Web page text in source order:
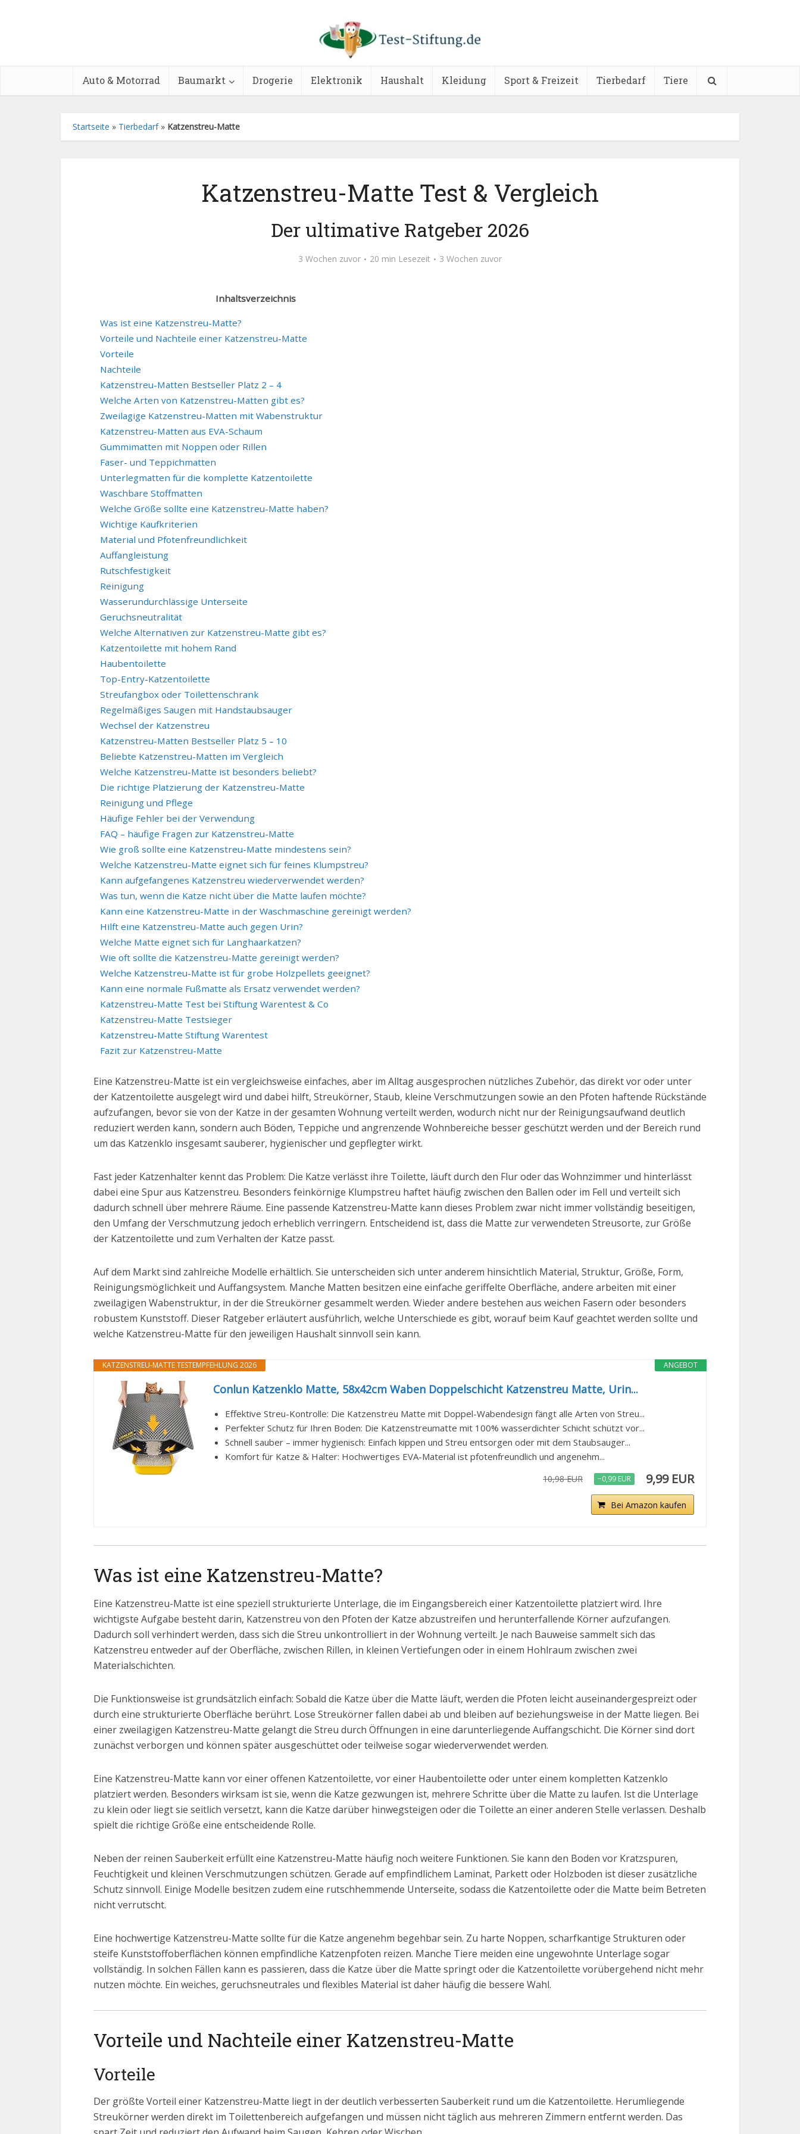
Auto & Motorrad Baumarkt Drogerie Elektronik Haushalt Kleidung Sport & Freizeit Tierbedarf Tiere
Startseite » Tierbedarf» Katzenstreu-Matte
Katzenstreu-Matte Test & Vergleich
Der ultimative Ratgeber 2026
3 Wochen zuvor 20 min Lesezeit 3 Wochen zuvor
Inhaltsverzeichnis
Was ist eine Katzenstreu-Matte?
Vorteile und Nachteile einer Katzenstreu-Matte
Vorteile
Nachteile
Katzenstreu-Matten Bestseller Platz 2 – 4
Welche Arten von Katzenstreu-Matten gibt es?
Zweilagige Katzenstreu-Matten mit Wabenstruktur
Katzenstreu-Matten aus EVA-Schaum
Gummimatten mit Noppen oder Rillen
Faser- und Teppichmatten
Unterlegmatten für die komplette Katzentoilette
Waschbare Stoffmatten
Welche Größe sollte eine Katzenstreu-Matte haben?
Wichtige Kaufkriterien
Material und Pfotenfreundlichkeit
Auffangleistung
Rutschfestigkeit
Reinigung
Wasserundurchlässige Unterseite
Geruchsneutralität
Welche Alternativen zur Katzenstreu-Matte gibt es?
Katzentoilette mit hohem Rand
Haubentoilette
Top-Entry-Katzentoilette
Streufangbox oder Toilettenschrank
Regelmäßiges Saugen mit Handstaubsauger
Wechsel der Katzenstreu
Katzenstreu-Matten Bestseller Platz 5 – 10
Beliebte Katzenstreu-Matten im Vergleich
Welche Katzenstreu-Matte ist besonders beliebt?
Die richtige Platzierung der Katzenstreu-Matte
Reinigung und Pflege
Häufige Fehler bei der Verwendung
FAQ – häufige Fragen zur Katzenstreu-Matte
Wie groß sollte eine Katzenstreu-Matte mindestens sein?
Welche Katzenstreu-Matte eignet sich für feines Klumpstreu?
Kann aufgefangenes Katzenstreu wiederverwendet werden?
Was tun, wenn die Katze nicht über die Matte laufen möchte?
Kann eine Katzenstreu-Matte in der Waschmaschine gereinigt werden?
Hilft eine Katzenstreu-Matte auch gegen Urin?
Welche Matte eignet sich für Langhaarkatzen?
Wie oft sollte die Katzenstreu-Matte gereinigt werden?
Welche Katzenstreu-Matte ist für grobe Holzpellets geeignet?
Kann eine normale Fußmatte als Ersatz verwendet werden?
Katzenstreu-Matte Test bei Stiftung Warentest & Co
Katzenstreu-Matte Testsieger
Katzenstreu-Matte Stiftung Warentest
Fazit zur Katzenstreu-Matte
Eine Katzenstreu-Matte ist ein vergleichsweise einfaches, aber im Alltag ausgesprochen nützliches Zubehör, das direkt vor oder unter
der Katzentoilette ausgelegt wird und dabei hilft, Streukörner, Staub, kleine Verschmutzungen sowie an den Pfoten haftende Rückstände
aufzufangen, bevor sie von der Katze in der gesamten Wohnung verteilt werden, wodurch nicht nur der Reinigungsaufwand deutlich
reduziert werden kann, sondern auch Böden, Teppiche und angrenzende Wohnbereiche besser geschützt werden und der Bereich rund
um das Katzenklo insgesamt sauberer, hygienischer und gepflegter wirkt.
Fast jeder Katzenhalter kennt das Problem: Die Katze verlässt ihre Toilette, läuft durch den Flur oder das Wohnzimmer und hinterlässt
dabei eine Spur aus Katzenstreu. Besonders feinkörnige Klumpstreu haftet häufig zwischen den Ballen oder im Fell und verteilt sich
dadurch schnell über mehrere Räume. Eine passende Katzenstreu-Matte kann dieses Problem zwar nicht immer vollständig beseitigen,
den Umfang der Verschmutzung jedoch erheblich verringern. Entscheidend ist, dass die Matte zur verwendeten Streusorte, zur Größe
der Katzentoilette und zum Verhalten der Katze passt.
Auf dem Markt sind zahlreiche Modelle erhältlich. Sie unterscheiden sich unter anderem hinsichtlich Material, Struktur, Größe, Form,
Reinigungsmöglichkeit und Auffangsystem. Manche Matten besitzen eine einfache geriffelte Oberfläche, andere arbeiten mit einer
zweilagigen Wabenstruktur, in der die Streukörner gesammelt werden. Wieder andere bestehen aus weichen Fasern oder besonders
robustem Kunststoff. Dieser Ratgeber erläutert ausführlich, welche Unterschiede es gibt, worauf beim Kauf geachtet werden sollte und
welche Katzenstreu-Matte für den jeweiligen Haushalt sinnvoll sein kann.
ANGEBOT
KATZENSTREU-MATTE TESTEMPFEHLUNG 2026
Conlun Katzenklo Matte, 58x42cm Waben Doppelschicht Katzenstreu Matte, Urin...
Effektive Streu-Kontrolle: Die Katzenstreu Matte mit Doppel-Wabendesign fängt alle Arten von Streu...
Perfekter Schutz für Ihren Boden: Die Katzenstreumatte mit 100% wasserdichter Schicht schützt vor...
Schnell sauber – immer hygienisch: Einfach kippen und Streu entsorgen oder mit dem Staubsauger...
Komfort für Katze & Halter: Hochwertiges EVA-Material ist pfotenfreundlich und angenehm...
10,98 EUR −0,99 EUR 9,99 EUR
Bei Amazon kaufen
Was ist eine Katzenstreu-Matte?
Eine Katzenstreu-Matte ist eine speziell strukturierte Unterlage, die im Eingangsbereich einer Katzentoilette platziert wird. Ihre
wichtigste Aufgabe besteht darin, Katzenstreu von den Pfoten der Katze abzustreifen und herunterfallende Körner aufzufangen.
Dadurch soll verhindert werden, dass sich die Streu unkontrolliert in der Wohnung verteilt. Je nach Bauweise sammelt sich das
Katzenstreu entweder auf der Oberfläche, zwischen Rillen, in kleinen Vertiefungen oder in einem Hohlraum zwischen zwei
Materialschichten.
Die Funktionsweise ist grundsätzlich einfach: Sobald die Katze über die Matte läuft, werden die Pfoten leicht auseinandergespreizt oder
durch eine strukturierte Oberfläche berührt. Lose Streukörner fallen dabei ab und bleiben auf beziehungsweise in der Matte liegen. Bei
einer zweilagigen Katzenstreu-Matte gelangt die Streu durch Öffnungen in eine darunterliegende Auffangschicht. Die Körner sind dort
zunächst verborgen und können später ausgeschüttet oder teilweise sogar wiederverwendet werden.
Eine Katzenstreu-Matte kann vor einer offenen Katzentoilette, vor einer Haubentoilette oder unter einem kompletten Katzenklo
platziert werden. Besonders wirksam ist sie, wenn die Katze gezwungen ist, mehrere Schritte über die Matte zu laufen. Ist die Unterlage
zu klein oder liegt sie seitlich versetzt, kann die Katze darüber hinwegsteigen oder die Toilette an einer anderen Stelle verlassen. Deshalb
spielt die richtige Größe eine entscheidende Rolle.
Neben der reinen Sauberkeit erfüllt eine Katzenstreu-Matte häufig noch weitere Funktionen. Sie kann den Boden vor Kratzspuren,
Feuchtigkeit und kleinen Verschmutzungen schützen. Gerade auf empfindlichem Laminat, Parkett oder Holzboden ist dieser zusätzliche
Schutz sinnvoll. Einige Modelle besitzen zudem eine rutschhemmende Unterseite, sodass die Katzentoilette oder die Matte beim Betreten
nicht verrutscht.
Eine hochwertige Katzenstreu-Matte sollte für die Katze angenehm begehbar sein. Zu harte Noppen, scharfkantige Strukturen oder
steife Kunststoffoberflächen können empfindliche Katzenpfoten reizen. Manche Tiere meiden eine ungewohnte Unterlage sogar
vollständig. In solchen Fällen kann es passieren, dass die Katze über die Matte springt oder die Katzentoilette vorübergehend nicht mehr
nutzen möchte. Ein weiches, geruchsneutrales und flexibles Material ist daher häufig die bessere Wahl.
Vorteile und Nachteile einer Katzenstreu-Matte
Vorteile
Der größte Vorteil einer Katzenstreu-Matte liegt in der deutlich verbesserten Sauberkeit rund um die Katzentoilette. Herumliegende
Streukörner werden direkt im Toilettenbereich aufgefangen und müssen nicht täglich aus mehreren Zimmern entfernt werden. Das